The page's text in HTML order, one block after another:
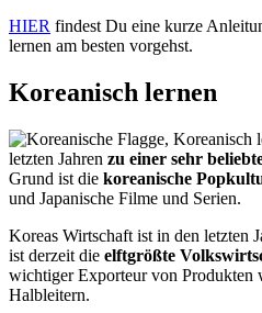
HIER findest Du eine kurze
lernen am besten vorgehst.
Koreanisch lernen
letzten Jahren zu einer sehr
Grund ist die koreanische
und Japanische Filme und Serien.
Koreas Wirtschaft ist in den letzten
ist derzeit die elftgrößte
wichtiger Exporteur von Produkten
Halbleitern.